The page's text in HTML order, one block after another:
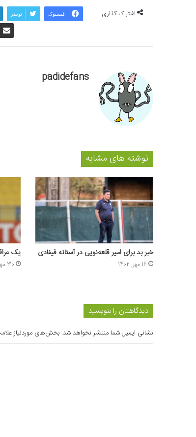
اشتراک گذاری فیسبوک توییتر
padidefans
نوشته های مشابه
خبر بد برای امیر قلعه‌نویی در آستانه فیفادی
16 مهر, 1402
یک
30 مهر, 1402
دیدگاهتان را بنویسید
نشانی ایمیل شما منتشر نخواهد شد. بخش‌های موردنیاز